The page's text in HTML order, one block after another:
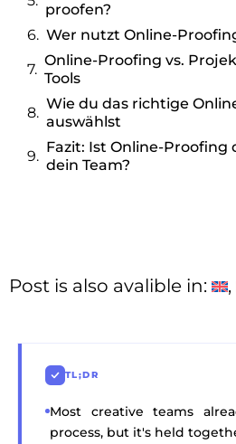
proofen?
Wer nutzt Online-
Online-Proofing vs.
Tools
Wie du das richtige
auswählst
Fazit: Ist Online-Proofing
dein Team?
Post is also avalible in:
TL;DR
Most creative teams
process, but it's held